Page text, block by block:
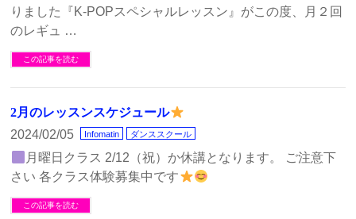
りました『K-POPスペシャルレッスン』がこの度、月２回
のレギュ …
この記事を読む
2月のレッスンスケジュール
2024/02/05
Infomatin ダンススクール
月曜日クラス 2/12（祝）か休講となります。 ご注意下
さい 各クラス体験募集中です
この記事を読む